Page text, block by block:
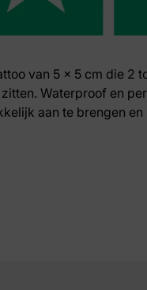
van 5 x 5 cm die 2
Waterproof en
aan te brengen